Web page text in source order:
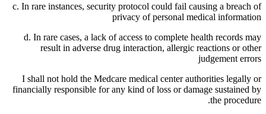
c. In rare instances, security protocol could fail causing a breach of
privacy of personal medical information
d. In rare cases, a lack of access to complete health records may
result in adverse drug interaction, allergic reactions or other
judgement errors
I shall not hold the Medcare medical center authorities legally or
financially responsible for any kind of loss or damage sustained by
the procedure.